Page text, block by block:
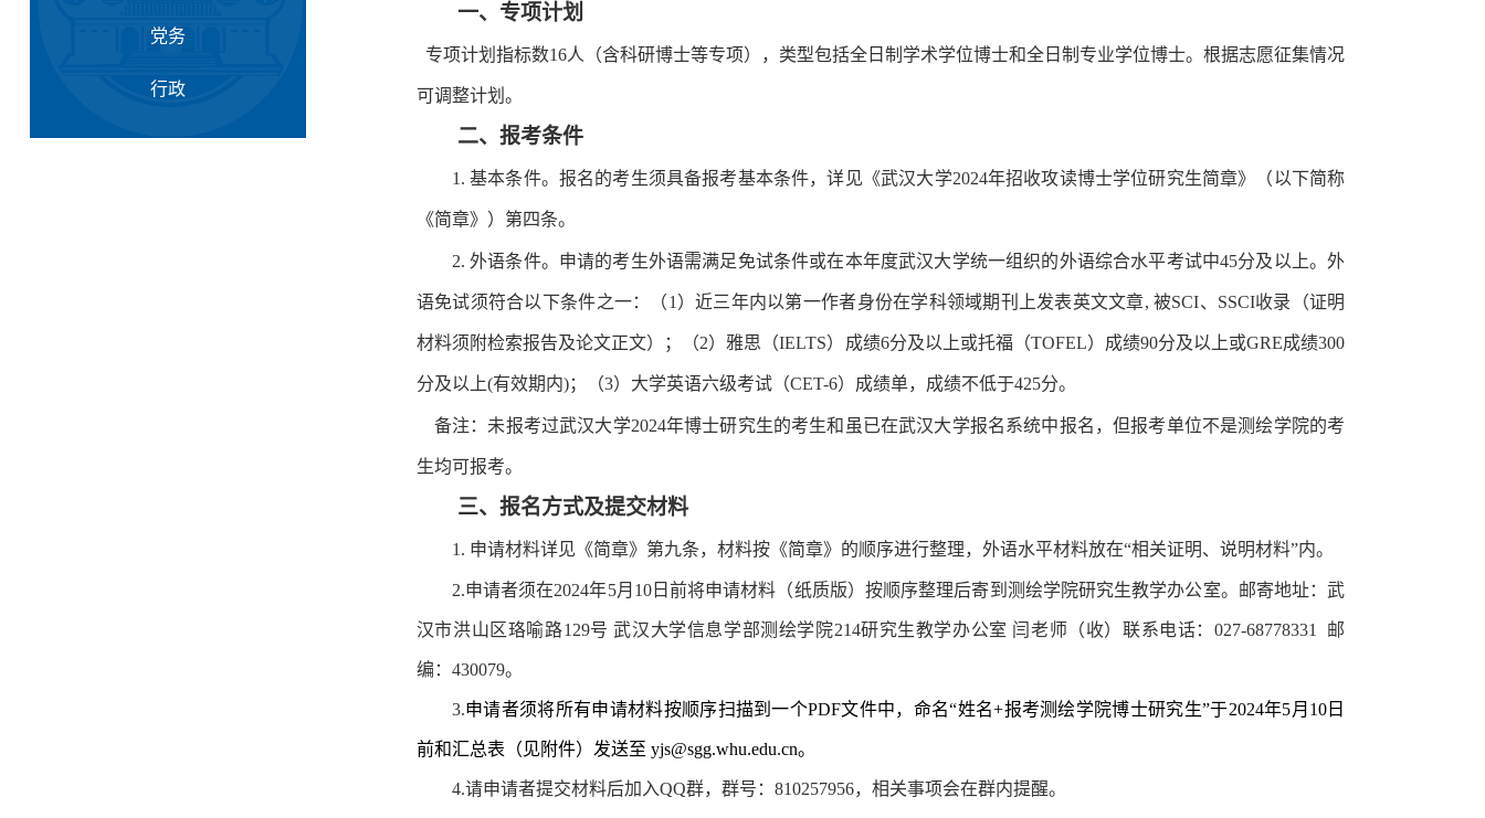
党务
行政
一、 专项计划
专项计划指标数16人（含科研博士等专项），类型包括全日制学术学位博士和全日制专业学位博士。根据志愿征集情况
可调整计划。
二、 报考条件
1.基本条件。报名的考生须具备报考基本条件，详见《武汉大学2024年招收攻读博士学位研究生简章》（以下简称
《简章》）第四条。
2.外语条件。申请的考生外语需满足免试条件或在本年度武汉大学统一组织的外语综合水平考试中45分及以上。外
语免试须符合以下条件之一： （1 ）近三年内以第一作者身份在学科领域期刊上发表英文文章,被SCI、 SSCI收录（证明
材料须附检索报告及论文正文）；（2）雅思（IELTS）成绩6分及以上或托福（TOFEL）成绩90分及以上或GRE成绩300
分及以上(有效期内)；（3）大学英语六级考试（CET-6）成绩单，成绩不低于425分。
备注：未报考过武汉大学2024年博士研究生的考生和虽已在武汉大学报名系统中报名，但报考单位不是测绘学院的考
生均可报考。
三、 报名方式及提交材料
1. 申请材料详见《简章》 第九条， 材料按《简章》的顺序进行整理，外语水平材料放在“相关证明、说明材料”内。
2.申请者须在2024年5月 10日前将申请材料（纸质版）按顺序整理后寄到测绘学院研究生教学办公室。邮寄地址：武
汉市洪山区珞喻路129号 武汉大学信息学部测绘学院214研究生教学办公室 闫老师（收）联系电话： 027-68778331 邮
编： 430079。
3.申请者须将所有申请材料按顺序扫描到一个PDF文件中，命名“姓名+报考测绘学院博士研究生”于2024年5月10日
前和汇总表（见附件）发送至 yjs@sgg.whu.edu.cn。
4.请申请者提交材料后加入QQ群，群号： 810257956，相关事项会在群内提醒。